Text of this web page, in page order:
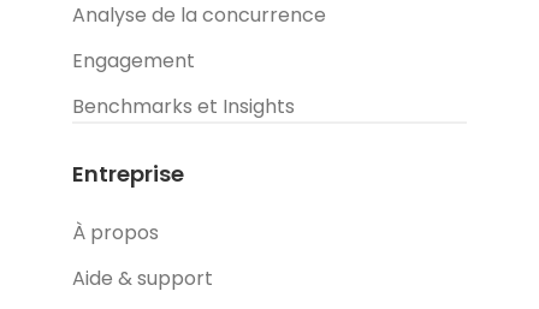
Analyse de la concurrence
Engagement
Benchmarks et Insights
Entreprise
À propos
Aide & support